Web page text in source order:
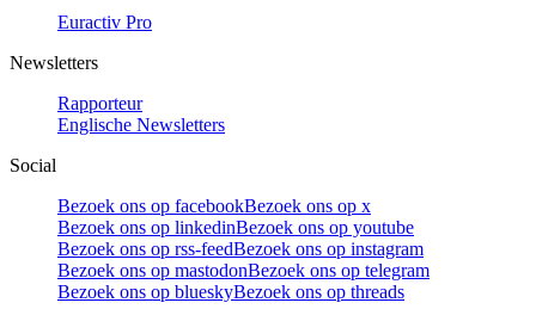
Euractiv Pro
Newsletters
Rapporteur
Englische Newsletters
Social
Bezoek ons op facebookBezoek ons op x
Bezoek ons op linkedinBezoek ons op youtube
Bezoek ons op rss-feedBezoek ons op instagram
Bezoek ons op mastodonBezoek ons op telegram
Bezoek ons op blueskyBezoek ons op threads